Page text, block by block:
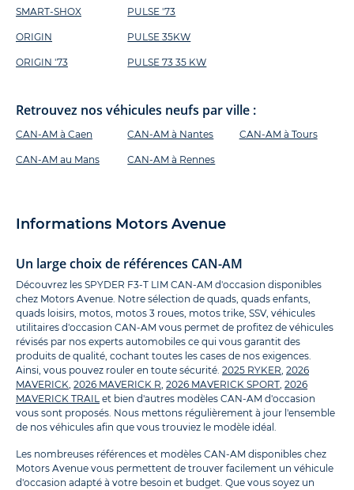
SMART-SHOX
ORIGIN
ORIGIN '73
PULSE '73
PULSE 35KW
PULSE 73 35 KW
Retrouvez nos véhicules neufs par ville :
CAN-AM à Caen
CAN-AM au Mans
CAN-AM à Nantes
CAN-AM à Rennes
CAN-AM à Tours
Informations Motors Avenue
Un large choix de références CAN-AM
Découvrez les SPYDER F3-T LIM CAN-AM d'occasion disponibles
chez Motors Avenue. Notre sélection de quads, quads enfants,
quads loisirs, motos, motos 3 roues, motos trike, SSV, véhicules
utilitaires d'occasion CAN-AM vous permet de profitez de véhicules
révisés par nos experts automobiles ce qui vous garantit des
produits de qualité, cochant toutes les cases de nos exigences.
Ainsi, vous pouvez rouler en toute sécurité. 2025 RYKER, 2026
MAVERICK, 2026 MAVERICK R, 2026 MAVERICK SPORT, 2026
MAVERICK TRAIL et bien d'autres modèles CAN-AM d'occasion
vous sont proposés. Nous mettons régulièrement à jour l'ensemble
de nos véhicules afin que vous trouviez le modèle idéal.
Les nombreuses références et modèles CAN-AM disponibles chez
Motors Avenue vous permettent de trouver facilement un véhicule
d'occasion adapté à votre besoin et budget. Que vous soyez un